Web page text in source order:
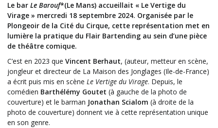
Le bar Le Barouf*(Le Mans) accueillait « Le Vertige du
Virage » mercredi 18 septembre 2024. Organisée par le
Plongeoir de la Cité du Cirque, cette représentation met en
lumière la pratique du Flair Bartending au sein d’une pièce
de théâtre comique.
C’est en 2023 que Vincent Berhaut, (auteur, metteur en scène,
jongleur et directeur de La Maison des Jonglages (Ile-de-France)
a écrit puis mis en scène Le Vertige du Virage. Depuis, le
comédien Barthélémy Goutet (à gauche de la photo de
couverture) et le barman Jonathan Scialom (à droite de la
photo de couverture) donnent vie à cette représentation unique
en son genre.